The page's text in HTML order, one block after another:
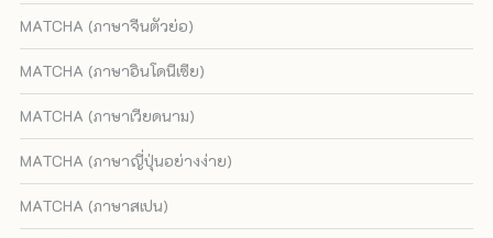
MATCHA (ภาษาจีนตัวย่อ)
MATCHA (ภาษาอินโดนีเซีย)
MATCHA (ภาษาเวียดนาม)
MATCHA (ภาษาญี่ปุ่นอย่างง่าย)
MATCHA (ภาษาสเปน)